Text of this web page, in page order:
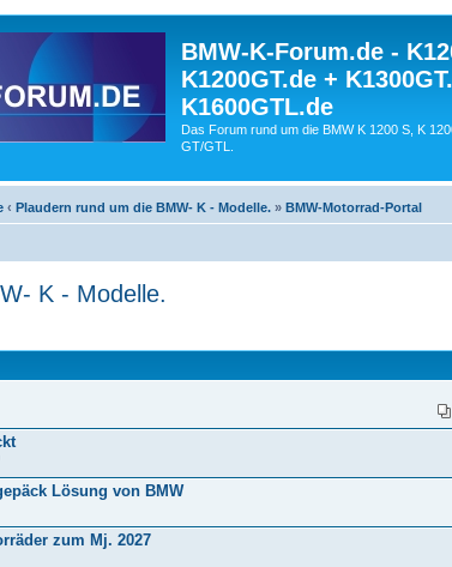
BMW-K-Forum.de -
K1200GT.de +
K1600GTL.de
Das Forum rund um die BMW K 1200 S, K
GT/GTL.
‹ Plaudern rund um die BMW- K - Modelle. » BMW-Motorrad-Portal
K - Modelle.
Lösung von BMW
zum Mj. 2027